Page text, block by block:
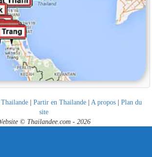
| Partir en Thailande | A propos | Plan du
site
© Thailandee.com - 2026